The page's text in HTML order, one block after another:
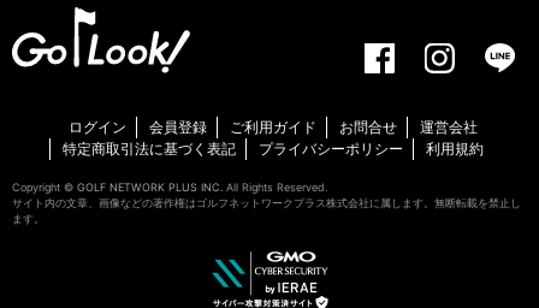
ログイン 会員登録 ご利用ガイド お問合せ
運営会社
特定商取引法に基づく表記
プライバシーポリシー 利用規約
Copyright © GOLF NETWORK PLUS INC. All Rights Reserved.
サイト内の文章、画像などの著作権はゴルフネットワークプラス株式会社に属します。無断転載を禁止し
ます。